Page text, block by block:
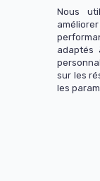
Entre la Société
Martin, 75003
de Nanterre
00022 représentée
Nous
adaptés
sur les
les